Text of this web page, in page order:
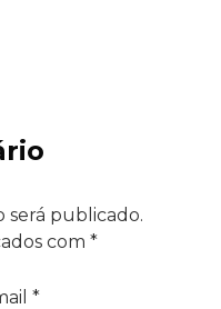
será publicado.
com *
*